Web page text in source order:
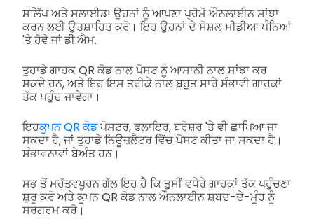
ਸਲਿੱਪ ਅਤੇ ਸਲਾਈਡ! ਉਹਨਾਂ ਨੂੰ ਆਪਣਾ ਪ੍ਰੋਮੋ ਔਨਲਾਈਨ ਸਾਂਝਾ
ਕਰਨ ਲਈ ਉਤਸ਼ਾਹਿਤ ਕਰੋ। ਇਹ ਉਹਨਾਂ ਦੇ ਸੋਸ਼ਲ ਮੀਡੀਆ ਪੰਨਿਆਂ
'ਤੇ ਹੋਵੇ ਜਾਂ ਡੀ.ਐਮ.
ਤੁਹਾਡੇ ਗਾਹਕ QR ਕੋਡ ਨਾਲ ਪੋਸਟ ਨੂੰ ਆਸਾਨੀ ਨਾਲ ਸਾਂਝਾ ਕਰ
ਸਕਦੇ ਹਨ, ਅਤੇ ਇਹ ਇਸ ਤਰੀਕੇ ਨਾਲ ਬਹੁਤ ਸਾਰੇ ਸੰਭਾਵੀ ਗਾਹਕਾਂ
ਤੱਕ ਪਹੁੰਚ ਜਾਵੇਗਾ।
ਇਹਕੂਪਨ QR ਕੋਡਪੋਸਟਰ, ਫਲਾਇਰ, ਬਰੋਸ਼ਰ 'ਤੇ ਵੀ ਛਾਪਿਆ ਜਾ
ਸਕਦਾ ਹੈ, ਜਾਂ ਤੁਹਾਡੇ ਨਿਊਜ਼ਲੈਟਰ ਵਿੱਚ ਪੋਸਟ ਕੀਤਾ ਜਾ ਸਕਦਾ ਹੈ।
ਸੰਭਾਵਨਾਵਾਂ ਬੇਅੰਤ ਹਨ।
ਸਭ ਤੋਂ ਮਹੱਤਵਪੂਰਨ ਗੱਲ ਇਹ ਹੈ ਕਿ ਤੁਸੀਂ ਵਧੇਰੇ ਗਾਹਕਾਂ ਤੱਕ ਪਹੁੰਚਣਾ
ਸ਼ੁਰੂ ਕਰੋ ਅਤੇ ਕੂਪਨ QR ਕੋਡ ਨਾਲ ਔਨਲਾਈਨ ਸ਼ਬਦ-ਦੇ-ਮੂੰਹ ਨੂੰ
ਸਰਗਰਮ ਕਰੋ।